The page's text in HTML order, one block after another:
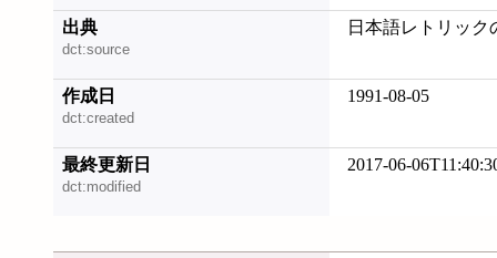
出典
dct:source
日本語レトリック
作成日
dct:created
1991-08-05
最終更新日
dct:modified
2017-06-